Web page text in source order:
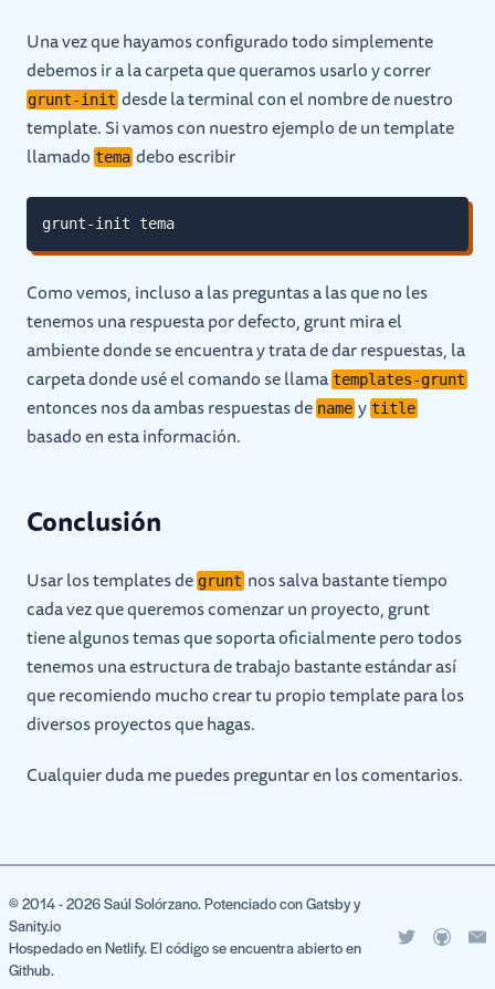
Una vez que hayamos configurado todo simplemente
debemos ir a la carpeta que queramos usarlo y correr
grunt-initdesde la terminal con el nombre de nuestro
template. Si vamos con nuestro ejemplo de un template
llamado temadebo escribir
grunt-init tema
Como vemos, incluso a las preguntas a las que no les
tenemos una respuesta por defecto, grunt mira el
ambiente donde se encuentra y trata de dar respuestas, la
carpeta donde usé el comando se llama templates-grunt
entonces nos da ambas respuestas de namey title
basado en esta información.
Conclusión
Usar los templates de gruntnos salva bastante tiempo
cada vez que queremos comenzar un proyecto, grunt
tiene algunos temas que soporta oficialmente pero todos
tenemos una estructura de trabajo bastante estándar así
que recomiendo mucho crear tu propio template para los
diversos proyectos que hagas.
Cualquier duda me puedes preguntar en los comentarios.
© 2014 -2026Saúl Solórzano. Potenciado conGatsbyy
Sanity.io
Hospedado enNetlify.El código se encuentra abierto en
Github.